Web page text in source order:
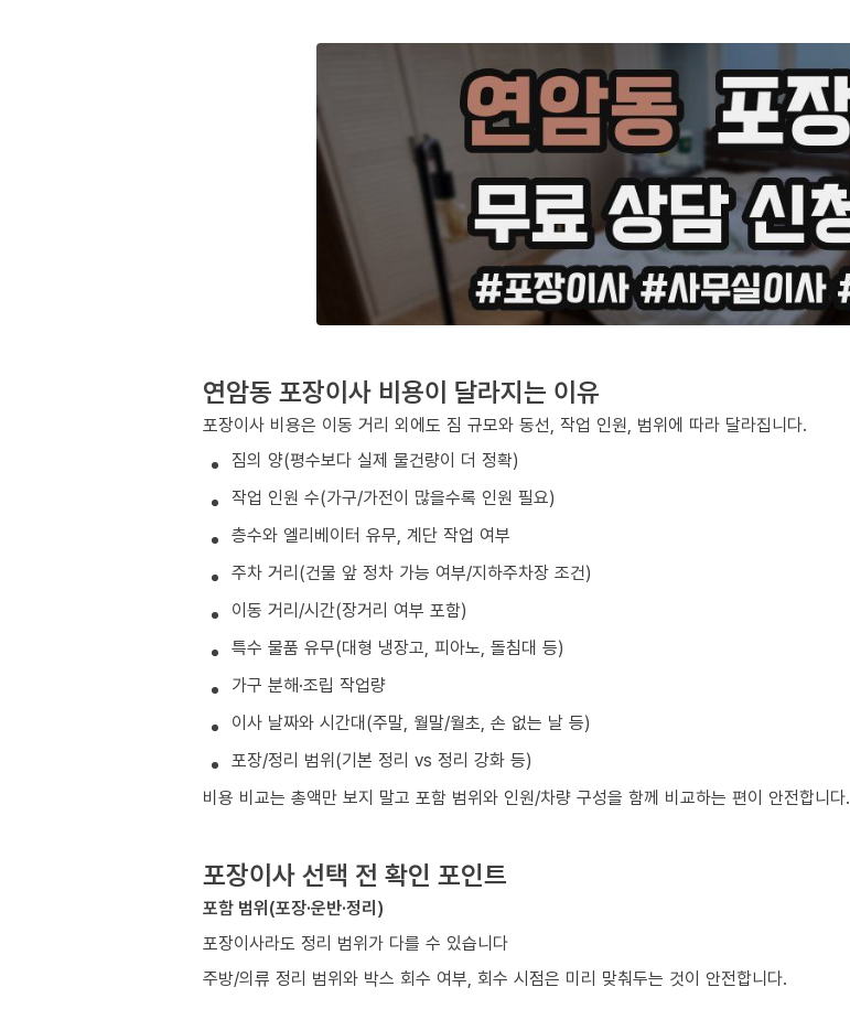
연암동 포장이사 비용이 달라지는 이유
포장이사 비용은 이동 거리 외에도 짐 규모와 동선, 작업 인원, 범위에 따라 달라집니다.
짐의 양(평수보다 실제 물건량이 더 정확)
작업 인원 수(가구/가전이 많을수록 인원 필요)
층수와 엘리베이터 유무, 계단 작업 여부
주차 거리(건물 앞 정차 가능 여부/지하주차장 조건)
이동 거리/시간(장거리 여부 포함)
특수 물품 유무(대형 냉장고, 피아노, 돌침대 등)
가구 분해·조립 작업량
이사 날짜와 시간대(주말, 월말/월초, 손 없는 날 등)
포장/정리 범위(기본 정리 vs 정리 강화 등)
비용 비교는 총액만 보지 말고 포함 범위와 인원/차량 구성을 함께 비교하는 편이 안전합니다.
포장이사 선택 전 확인 포인트
포함 범위(포장·운반·정리)
포장이사라도 정리 범위가 다를 수 있습니다
주방/의류 정리 범위와 박스 회수 여부, 회수 시점은 미리 맞춰두는 것이 안전합니다.